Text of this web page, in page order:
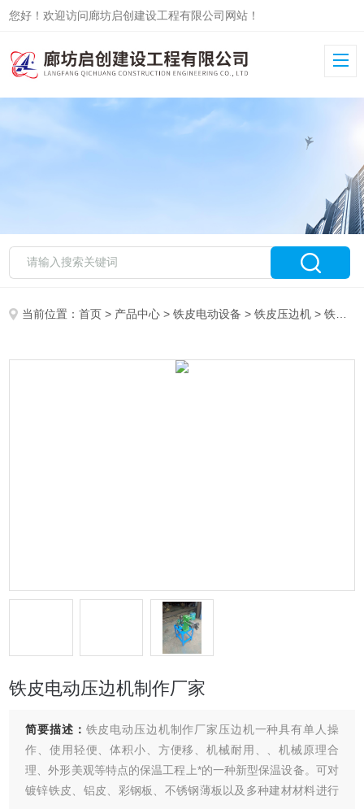
您好！欢迎访问廊坊启创建设工程有限公司网站！
当前位置：首页 > 产品中心 >铁皮电动设备 >铁皮压边机 > 铁皮电动压边机制作厂家
铁皮电动压边机制作厂家
简要描述： 铁皮电动压边机制作厂家压边机一种具有单人操
作、使用轻便、体积小、方便移、机械耐用、、机械原理合
理、外形美观等特点的保温工程上*的一种新型保温设备。可对
镀锌铁皮、铝皮、彩钢板、不锈钢薄板以及多种建材材料进行